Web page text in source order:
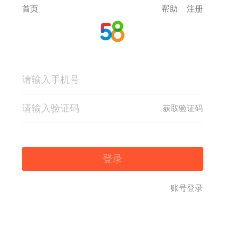
首页 帮助 注册
获取验证码
登录
账号登录